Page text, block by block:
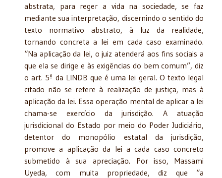
abstrata, para reger a vida na sociedade, se faz
mediante sua interpretação, discernindo o sentido do
texto normativo abstrato, à luz da realidade,
tornando concreta a lei em cada caso examinado.
“Na aplicação da lei, o juiz atenderá aos fins sociais a
que ela se dirige e às exigências do bem comum”, diz
o art. 5º da LINDB que é uma lei geral. O texto legal
citado não se refere à realização de justiça, mas à
aplicação da lei. Essa operação mental de aplicar a lei
chama-se exercício da jurisdição. A atuação
jurisdicional do Estado por meio do Poder Judiciário,
detentor do monopólio estatal da jurisdição,
promove a aplicação da lei a cada caso concreto
submetido à sua apreciação. Por isso, Massami
Uyeda, com muita propriedade, diz que “a